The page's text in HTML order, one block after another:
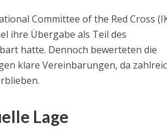
Committee of the Red Cross
ihre Übergabe als Teil des
hatte. Dennoch bewerteten die
klare Vereinbarungen, da
Lage